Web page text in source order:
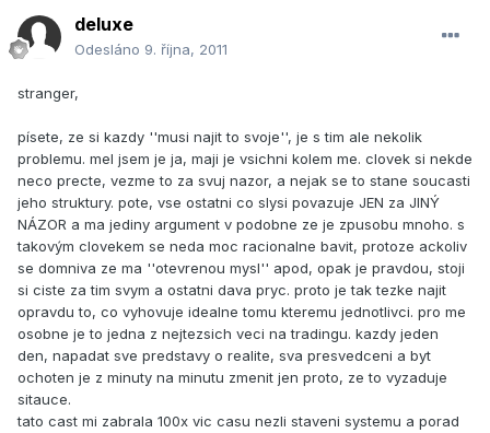
deluxe
Odesláno 9. října, 2011
stranger,
písete, ze si kazdy ''musi najit to svoje'', je s tim ale nekolik
problemu. mel jsem je ja, maji je vsichni kolem me. clovek si nekde
neco precte, vezme to za svuj nazor, a nejak se to stane soucasti
jeho struktury. pote, vse ostatni co slysi povazuje JEN za JINÝ
NÁZOR a ma jediny argument v podobne ze je zpusobu mnoho. s
takovým clovekem se neda moc racionalne bavit, protoze ackoliv
se domniva ze ma ''otevrenou mysl'' apod, opak je pravdou, stoji
si ciste za tim svym a ostatni dava pryc. proto je tak tezke najit
opravdu to, co vyhovuje idealne tomu kteremu jednotlivci. pro me
osobne je to jedna z nejtezsich veci na tradingu. kazdy jeden
den, napadat sve predstavy o realite, sva presvedceni a byt
ochoten je z minuty na minutu zmenit jen proto, ze to vyzaduje
sitauce.
tato cast mi zabrala 100x vic casu nezli staveni systemu a porad